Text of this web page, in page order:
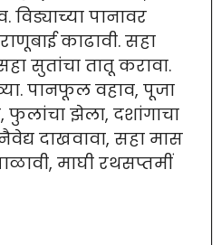
विड्याच्या पानावर
काढावी. सहा
सुतांचा तातू करावा.
पानफूल वहाव, पूजा
फुलांचा झेला, दशांगाचा
दाखवावा, सहा मास
माघी रथसप्तमीं